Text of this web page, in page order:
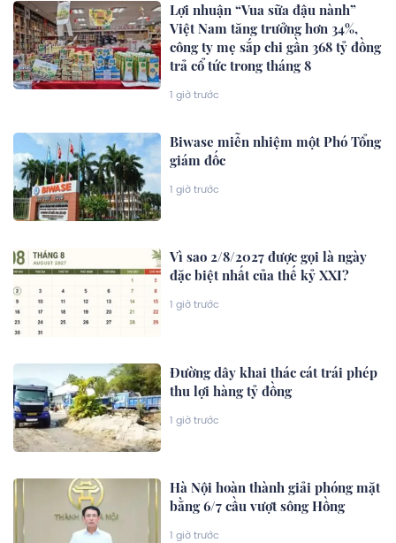
Lợi nhuận “Vua sữa đậu nành”
Việt Nam tăng trưởng hơn 34%,
công ty mẹ sắp chi gần 368 tỷ đồng
trả cổ tức trong tháng 8
1 giờ trước
Biwase miễn nhiệm một Phó Tổng
giám đốc
1 giờ trước
Vì sao 2/8/2027 được gọi là ngày
đặc biệt nhất của thế kỷ XXI?
1 giờ trước
Đường dây khai thác cát trái phép
thu lợi hàng tỷ đồng
1 giờ trước
Hà Nội hoàn thành giải phóng mặt
bằng 6/7 cầu vượt sông Hồng
1 giờ trước